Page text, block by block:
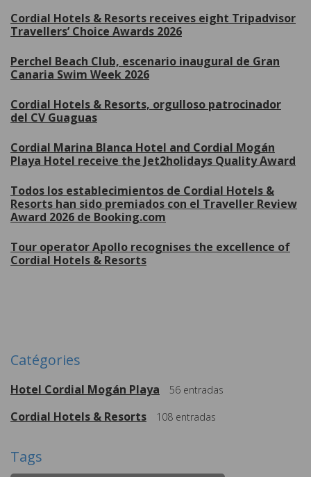
Cordial Hotels & Resorts receives eight Tripadvisor
Travellers’ Choice Awards 2026
Perchel Beach Club, escenario inaugural de Gran
Canaria Swim Week 2026
Cordial Hotels & Resorts, orgulloso patrocinador
del CV Guaguas
Cordial Marina Blanca Hotel and Cordial Mogán
Playa Hotel receive the Jet2holidays Quality Award
Todos los establecimientos de Cordial Hotels &
Resorts han sido premiados con el Traveller Review
Award 2026 de Booking.com
Tour operator Apollo recognises the excellence of
Cordial Hotels & Resorts
Catégories
Hotel Cordial Mogán Playa 56 entradas
Cordial Hotels & Resorts 108 entradas
Tags